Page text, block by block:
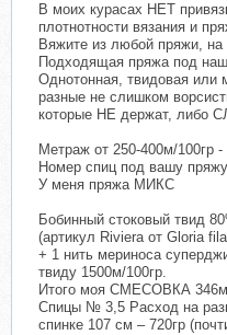
В моих курасах НЕТ
плотнотности вязания и
Вяжите из любой пряжи,
Подходящая пряжа под наш
Однотонная, твидовая или
разные не слишком
которые НЕ держат, либо
Метраж от 250-400м/100гр -
Номер спиц под вашу
У меня пряжа МИКС
Бобинный стоковый твид
(артикул Riviera от Gloria
+ 1 нить мериноса
твиду 1500м/100гр.
Итого моя СМЕСОВКА
Спицы № 3,5 Расход на
спинке 107 см – 720гр